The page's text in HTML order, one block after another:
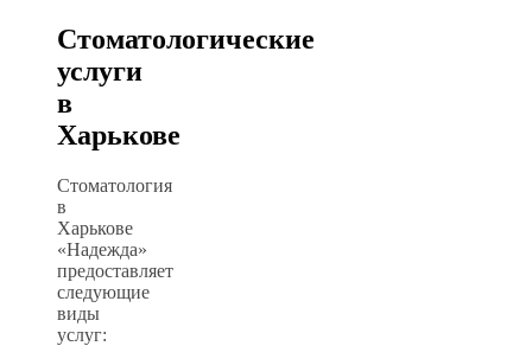
Стоматологические
услуги
в
Харькове
Стоматология
в
Харькове
«Надежда»
предоставляет
следующие
виды
услуг: